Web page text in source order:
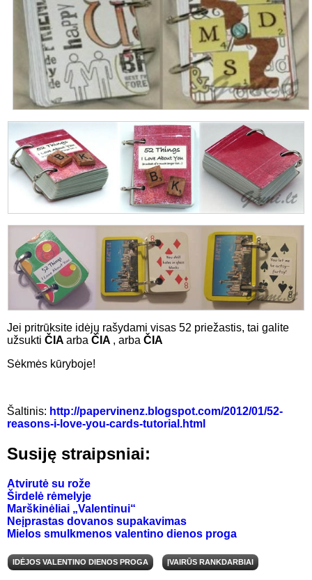
Jei pritrūksite idėjų rašydami visas 52 priežastis, tai galite
užsukti ČIA arba ČIA , arba ČIA
Sėkmės kūryboje!
Šaltinis: http://papervinenz.blogspot.com/2012/01/52-
reasons-i-love-you-cards-tutorial.html
Susiję straipsniai:
Atvirutė su rože
Širdelė rėmelyje
Marškinėliai „Valentinui“
Neįprastas dovanos supakavimas
Mielos smulkmenos valentino dienos proga
IDĖJOS VALENTINO DIENOS PROGA ĮVAIRŪS RANKDARBIAI